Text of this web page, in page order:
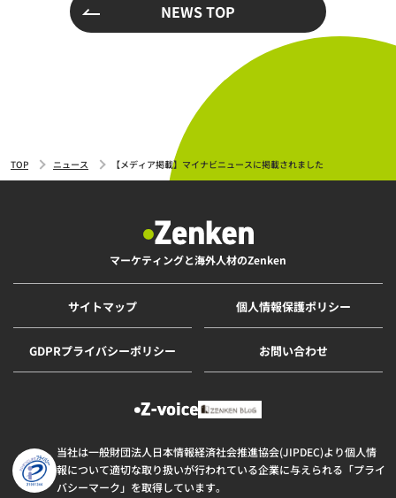
NEWS TOP
TOP ニュース 【メディア掲載】マイナビニュースに掲載されました
マーケティングと海外人材のZenken
サイトマップ 個人情報保護ポリシー
GDPRプライバシーポリシー お問い合わせ
当社は一般財団法人日本情報経済社会推進協会(JIPDEC)より個人情
報について適切な取り扱いが行われている企業に与えられる「プライ
バシーマーク」を取得しています。